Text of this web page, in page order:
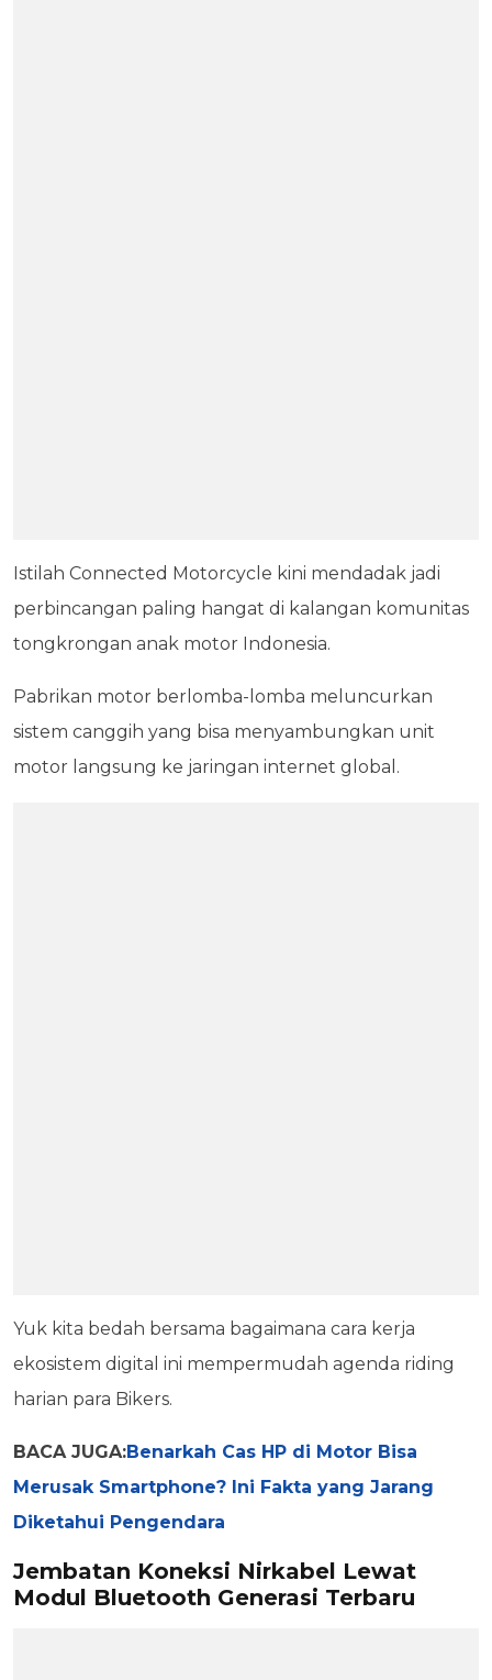
Istilah Connected Motorcycle kini mendadak jadi
perbincangan paling hangat di kalangan komunitas
tongkrongan anak motor Indonesia.
Pabrikan motor berlomba-lomba meluncurkan
sistem canggih yang bisa menyambungkan unit
motor langsung ke jaringan internet global.
Yuk kita bedah bersama bagaimana cara kerja
ekosistem digital ini mempermudah agenda riding
harian para Bikers.
BACA JUGA:Benarkah Cas HP di Motor Bisa
Merusak Smartphone? Ini Fakta yang Jarang
Diketahui Pengendara
Jembatan Koneksi Nirkabel Lewat
Modul Bluetooth Generasi Terbaru